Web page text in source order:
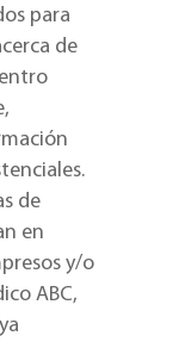
para
de
de
en
y/o
ABC,